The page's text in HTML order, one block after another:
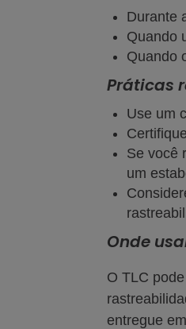
Durante
Quando
Quando
Práticas
Use um
Se você
um
Onde
O TLC
entregue